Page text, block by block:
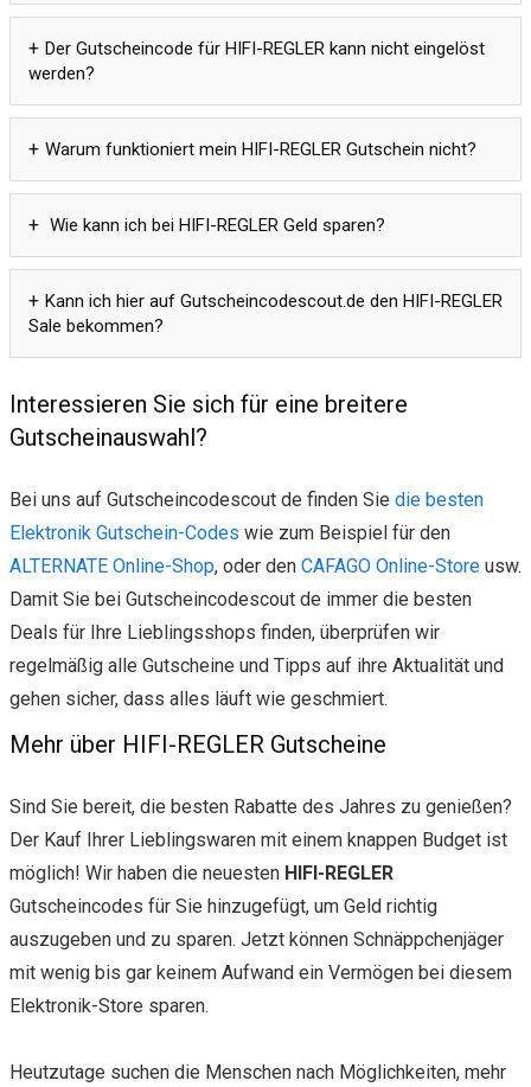
Der Gutscheincode für HIFI-REGLER kann nicht eingelöst
werden?
Warum funktioniert mein HIFI-REGLER Gutschein nicht?
Wie kann ich bei HIFI-REGLER Geld sparen?
Kann ich hier auf Gutscheincodescout.de den HIFI-REGLER
Sale bekommen?
Interessieren Sie sich für eine breitere
Gutscheinauswahl?
Bei uns auf Gutscheincodescout de finden Sie die besten
Elektronik Gutschein-Codes wie zum Beispiel für den
ALTERNATE Online-Shop, oder den CAFAGO Online-Store usw.
Damit Sie bei Gutscheincodescout de immer die besten
Deals für Ihre Lieblingsshops finden, überprüfen wir
regelmäßig alle Gutscheine und Tipps auf ihre Aktualität und
gehen sicher, dass alles läuft wie geschmiert.
Mehr über HIFI-REGLER Gutscheine
Sind Sie bereit, die besten Rabatte des Jahres zu genießen?
Der Kauf Ihrer Lieblingswaren mit einem knappen Budget ist
möglich! Wir haben die neuesten HIFI-REGLER
Gutscheincodes für Sie hinzugefügt, um Geld richtig
auszugeben und zu sparen. Jetzt können Schnäppchenjäger
mit wenig bis gar keinem Aufwand ein Vermögen bei diesem
Elektronik-Store sparen.
Heutzutage suchen die Menschen nach Möglichkeiten, mehr